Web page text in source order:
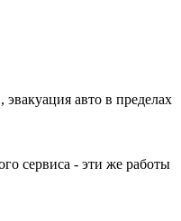
авто в пределах
сервиса - эти же работы